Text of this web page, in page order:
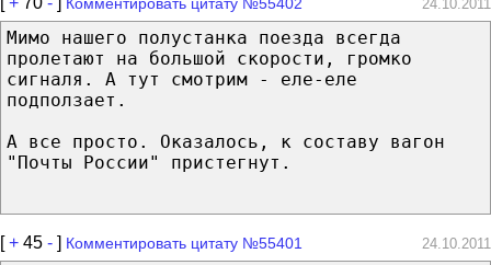
24.10.2011
Мимо нашего полустанка поезда всегда
пролетают на большой скорости, громко
сигналя. А тут смотрим - еле-еле
подползает.
А все просто. Оказалось, к составу вагон
"Почты России" пристегнут.
[+ 45 - ] Комментировать цитату №55401 24.10.2011